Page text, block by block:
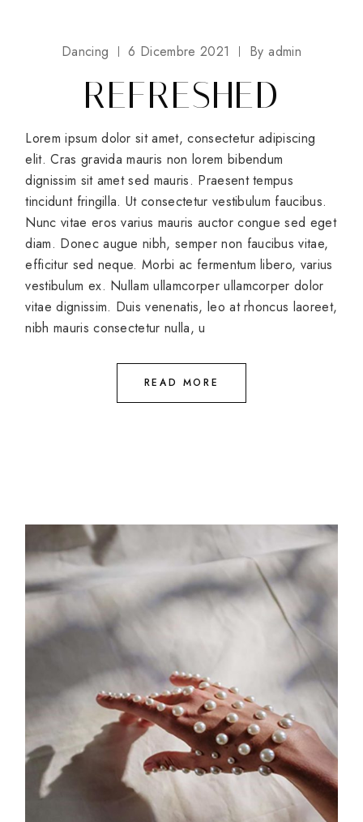
Dancing 6 Dicembre 2021 By admin
REFRESHED
Lorem ipsum dolor sit amet, consectetur adipiscing
elit. Cras gravida mauris non lorem bibendum
dignissim sit amet sed mauris. Praesent tempus
tincidunt fringilla. Ut consectetur vestibulum faucibus.
Nunc vitae eros varius mauris auctor congue sed eget
diam. Donec augue nibh, semper non faucibus vitae,
efficitur sed neque. Morbi ac fermentum libero, varius
vestibulum ex. Nullam ullamcorper ullamcorper dolor
vitae dignissim. Duis venenatis, leo at rhoncus laoreet,
nibh mauris consectetur nulla, u
READ MORE